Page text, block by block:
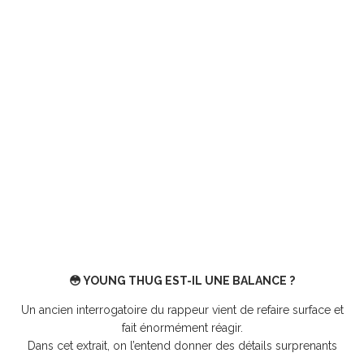
😳 YOUNG THUG EST-IL UNE BALANCE ?
Un ancien interrogatoire du rappeur vient de refaire surface et
fait énormément réagir.
Dans cet extrait, on l’entend donner des détails surprenants